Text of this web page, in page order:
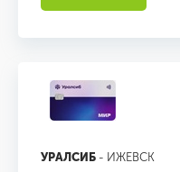
УРАЛСИБ - ИЖЕВСК